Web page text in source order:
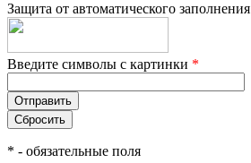
Защита от автоматического заполнения
Введите символы с картинки *
* - обязательные поля